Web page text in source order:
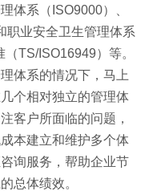
体系（ISO9000）、
职业安全卫生管理体系
TS/ISO16949）等。
体系的情况下，马上
个相对独立的管理体
客户所面临的问题，
本建立和维护多个体
询服务，帮助企业节
总体绩效。